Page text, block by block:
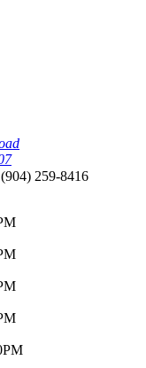
(904) 259-8416